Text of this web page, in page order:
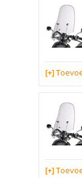
[+]
[+]